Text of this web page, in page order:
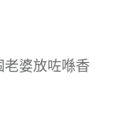
婆放咗喺香